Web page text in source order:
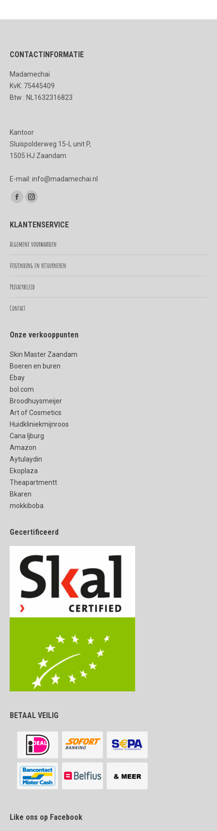
CONTACTINFORMATIE
Madamechai
KvK: 75445409
Btw : NL1632316823
Kantoor
Sluispolderweg 15-L unit P,
1505 HJ Zaandam
E-mail: info@madamechai.nl
Vind ons op:
Facebook
opens
in
window
Instagram
opens
in
window
KLANTENSERVICE
Algemene voorwaarden
Verzending en retourneren
Privacybeleid
Contact
Onze verkooppunten
Skin Master Zaandam
Boeren en buren
Ebay
bol.com
Broodhuysmeijer
Art of Cosmetics
Huidkliniekmijnroos
Cana Ijburg
Amazon
Aytulaydin
Ekoplaza
Theapartmentt
Bkaren
mokkiboba
Gecertificeerd
BETAAL VEILIG
Like ons op Facebook